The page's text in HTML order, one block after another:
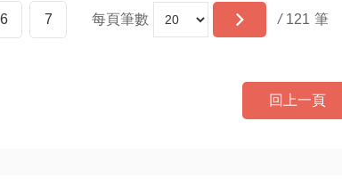
6 7 每頁筆數 / 121
回上一頁